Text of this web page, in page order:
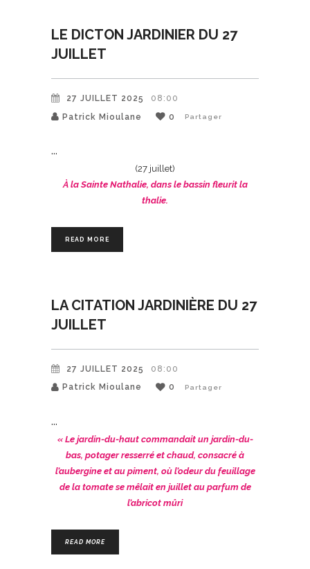
LE DICTON JARDINIER DU 27
JUILLET
27 JUILLET 2025
08:00
Patrick Mioulane
0 Partager
(27 juillet)
À la Sainte Nathalie, dans le bassin fleurit la
thalie.
READ MORE
LA CITATION JARDINIÈRE DU 27
JUILLET
27 JUILLET 2025
08:00
Patrick Mioulane
0 Partager
« Le jardin-du-haut commandait un jardin-du-
bas, potager resserré et chaud, consacré à
l’aubergine et au piment, où l’odeur du feuillage
de la tomate se mêlait en juillet au parfum de
l’abricot mûri
READ MORE